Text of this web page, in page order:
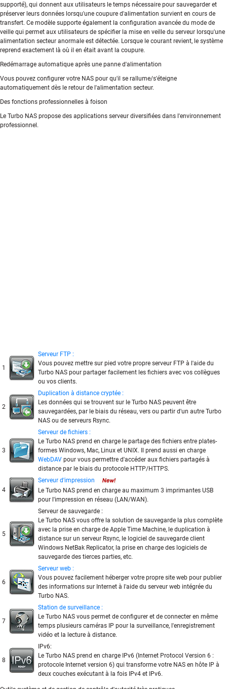
supporté), qui donnent aux utilisateurs le temps nécessaire pour sauvegarder et
préserver leurs données lorsqu'une coupure d'alimentation survient en cours de
transfert. Ce modèle supporte également la configuration avancée du mode de
veille qui permet aux utilisateurs de spécifier la mise en veille du serveur lorsqu'une
alimentation secteur anormale est détectée. Lorsque le courant revient, le système
reprend exactement là où il en était avant la coupure.
Redémarrage automatique après une panne d'alimentation
Vous pouvez configurer votre NAS pour qu'il se rallume/s'éteigne
automatiquement dès le retour de l'alimentation secteur.
Des fonctions professionnelles à foison
Le Turbo NAS propose des applications serveur diversifiées dans l'environnement
professionnel.
1
Serveur FTP :
Vous pouvez mettre sur pied votre propre serveur FTP à l'aide du
Turbo NAS pour partager facilement les fichiers avec vos collègues
ou vos clients.
2
Duplication à distance cryptée :
Les données qui se trouvent sur le Turbo NAS peuvent être
sauvegardées, par le biais du réseau, vers ou partir d'un autre Turbo
NAS ou de serveurs Rsync.
3
Serveur de fichiers :
Le Turbo NAS prend en charge le partage des fichiers entre plates-
formes Windows, Mac, Linux et UNIX. Il prend aussi en charge
WebDAV pour vous permettre d'accéder aux fichiers partagés à
distance par le biais du protocole HTTP/HTTPS.
4
Serveur d'impression
Le Turbo NAS prend en charge au maximum 3 imprimantes USB
pour l'impression en réseau (LAN/WAN).
5
Serveur de sauvegarde :
Le Turbo NAS vous offre la solution de sauvegarde la plus complète
avec la prise en charge de Apple Time Machine, le duplication à
distance sur un serveur Rsync, le logiciel de sauvegarde client
Windows NetBak Replicator, la prise en charge des logiciels de
sauvegarde des tierces parties, etc.
6
Serveur web :
Vous pouvez facilement héberger votre propre site web pour publier
des informations sur Internet à l'aide du serveur web intégrée du
Turbo NAS.
7
Station de surveillance :
Le Turbo NAS vous permet de configurer et de connecter en même
temps plusieurs caméras IP pour la surveillance, l'enregistrement
vidéo et la lecture à distance.
8
IPv6:
Le Turbo NAS prend en charge IPv6 (Internet Protocol Version 6 :
protocole Internet version 6) qui transforme votre NAS en hôte IP à
deux couches exécutant à la fois IPv4 et IPv6.